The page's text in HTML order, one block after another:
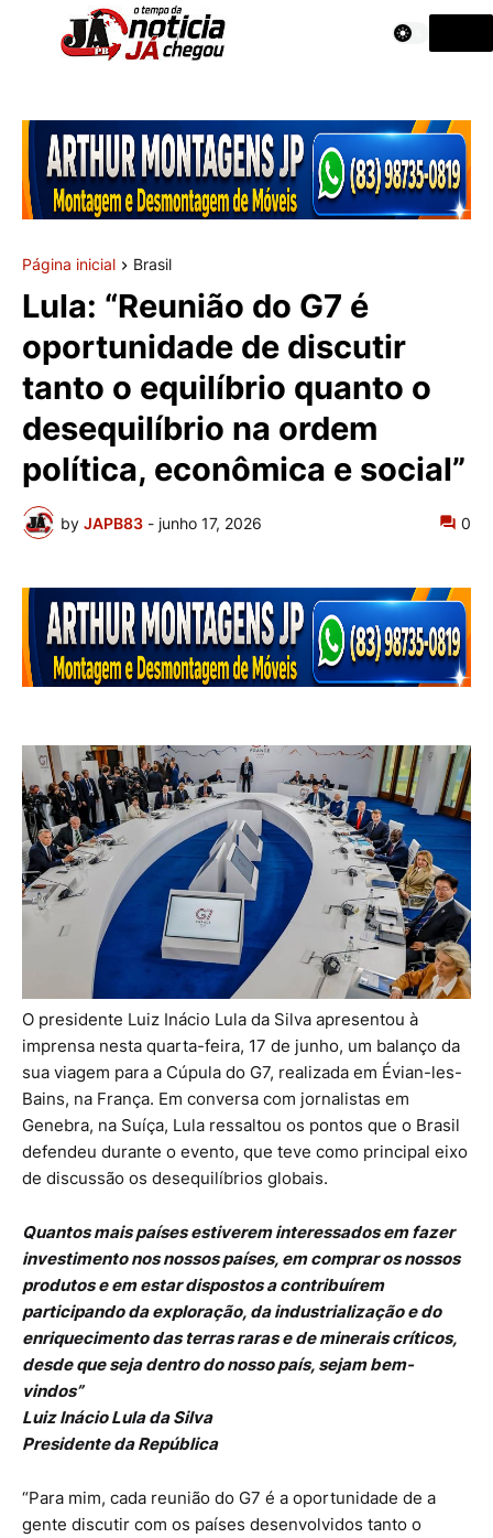
Página inicial Brasil
Lula: “Reunião do G7 é
oportunidade de discutir
tanto o equilíbrio quanto o
desequilíbrio na ordem
política, econômica e social”
by JAPB83 - junho 17, 2026 0
O presidente Luiz Inácio Lula da Silva apresentou à
imprensa nesta quarta-feira, 17 de junho, um balanço da
sua viagem para a Cúpula do G7, realizada em Évian-les-
Bains, na França. Em conversa com jornalistas em
Genebra, na Suíça, Lula ressaltou os pontos que o Brasil
defendeu durante o evento, que teve como principal eixo
de discussão os desequilíbrios globais.
Quantos mais países estiverem interessados em fazer
investimento nos nossos países, em comprar os nossos
produtos e em estar dispostos a contribuírem
participando da exploração, da industrialização e do
enriquecimento das terras raras e de minerais críticos,
desde que seja dentro do nosso país, sejam bem-
vindos”
Luiz Inácio Lula da Silva
Presidente da República
“Para mim, cada reunião do G7 é a oportunidade de a
gente discutir com os países desenvolvidos tanto o